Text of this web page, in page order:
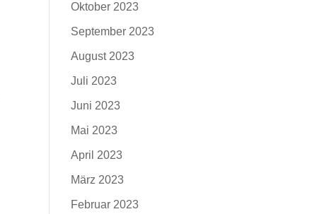
Oktober 2023
September 2023
August 2023
Juli 2023
Juni 2023
Mai 2023
April 2023
März 2023
Februar 2023